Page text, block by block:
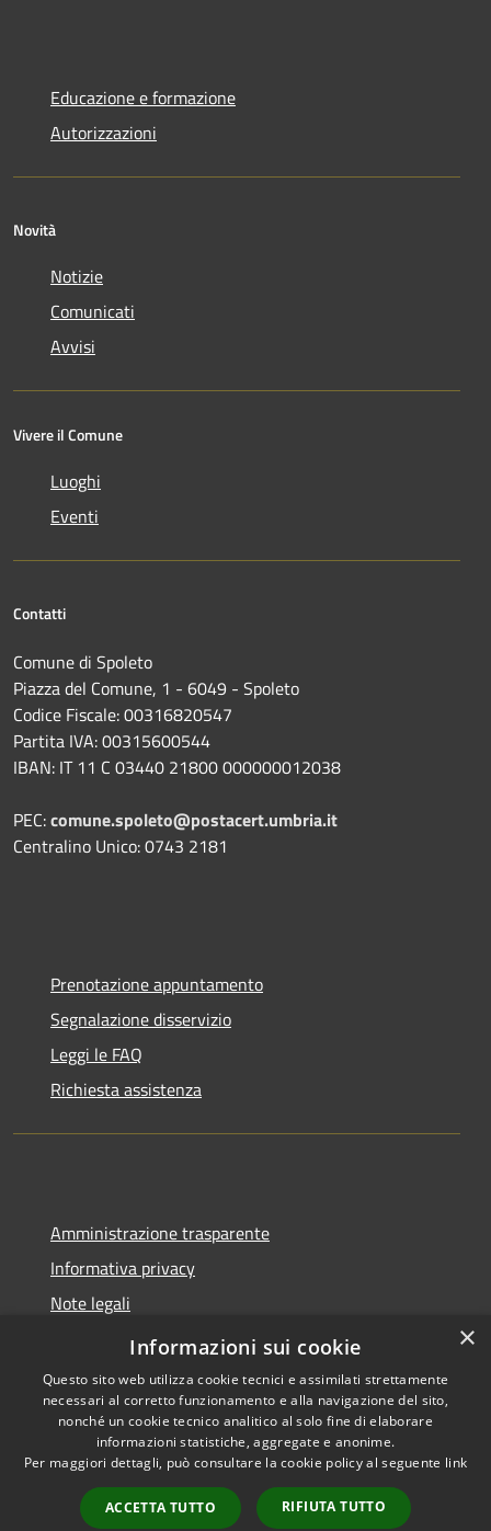
Educazione e formazione
Autorizzazioni
Novità
Notizie
Comunicati
Avvisi
Vivere il Comune
Luoghi
Eventi
Contatti
Comune di Spoleto
Piazza del Comune, 1 - 6049 - Spoleto
Codice Fiscale: 00316820547
Partita IVA: 00315600544
IBAN: IT 11 C 03440 21800 000000012038
PEC:comune.spoleto@postacert.umbria.it
Centralino Unico: 0743 2181
Prenotazione appuntamento
Segnalazione disservizio
Leggi le FAQ
Richiesta assistenza
Amministrazione trasparente
Informativa privacy
Note legali
Dichiarazione di accessibilità
Accessibilità
Copyright © 2026 • Comune di
Spoleto • Powered by
Municipium•
Accesso
×
Informazioni sui cookie
Questo sito web utilizza cookie tecnici e assimilati strettamente
necessari al corretto funzionamento e alla navigazione del sito,
nonché un cookie tecnico analitico al solo fine di elaborare
informazioni statistiche, aggregate e anonime.
Per maggiori dettagli, può consultare la cookie policy al seguente link
ACCETTA TUTTO RIFIUTA TUTTO